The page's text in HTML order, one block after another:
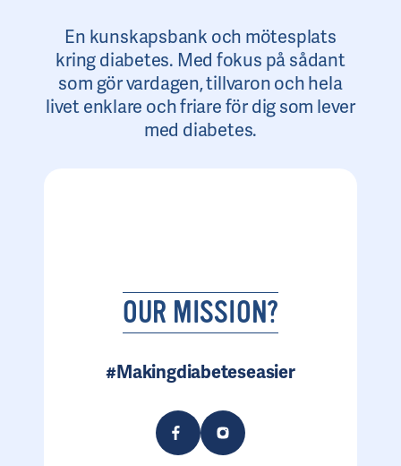
En kunskapsbank och mötesplats
kring diabetes. Med fokus på sådant
som gör vardagen, tillvaron och hela
livet enklare och friare för dig som lever
med diabetes.
OUR MISSION?
#Makingdiabeteseasier